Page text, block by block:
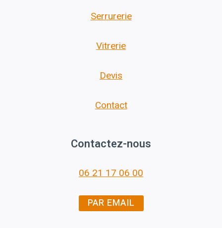
Serrurerie
Vitrerie
Devis
Contact
Contactez-nous
06 21 17 06 00
PAR EMAIL